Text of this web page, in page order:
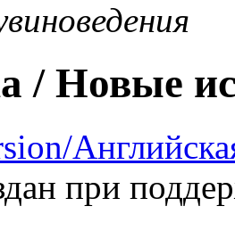
/ Новые
при